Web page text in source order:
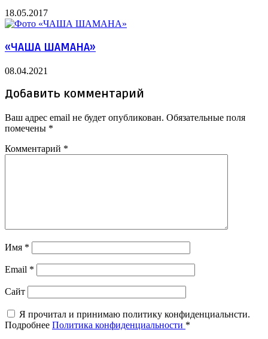
18.05.2017
«ЧАША ШАМАНА»
08.04.2021
Добавить комментарий
Ваш адрес email не будет опубликован. Обязательные поля
помечены *
Комментарий *
Имя *
Email *
Сайт
Я прочитал и принимаю политику конфиденциальнсти.
Подробнее Политика конфиденциальности *